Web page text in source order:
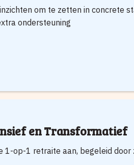
om te zetten in concrete
ondersteuning
en Transformatief
1-op-1 retraite aan, begeleid